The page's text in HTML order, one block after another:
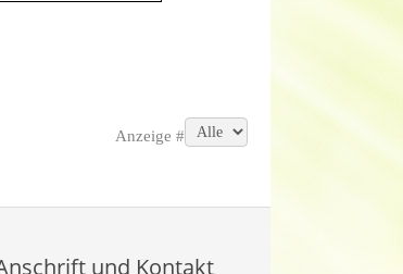
Anzeige #
und Kontakt